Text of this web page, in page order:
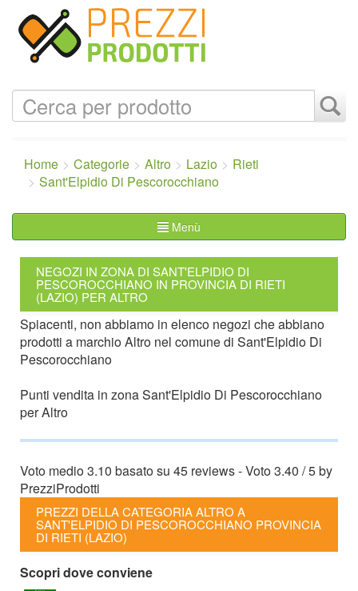
Home Categorie Altro Lazio
Rieti
Sant'Elpidio Di Pescorocchiano
Menù
NEGOZI IN ZONA DI SANT'ELPIDIO DI
PESCOROCCHIANO IN PROVINCIA DI RIETI
(LAZIO) PER ALTRO
Spiacenti, non abbiamo in elenco negozi che abbiano
prodotti a marchio Altro nel comune di Sant'Elpidio Di
Pescorocchiano
Punti vendita in zona Sant'Elpidio Di Pescorocchiano
per Altro
Voto medio3.10 basato su 45 reviews- Voto3.40 /5by
PrezziProdotti
PREZZI DELLA CATEGORIA ALTRO A
SANT'ELPIDIO DI PESCOROCCHIANO PROVINCIA
DI RIETI (LAZIO)
Scopri dove conviene